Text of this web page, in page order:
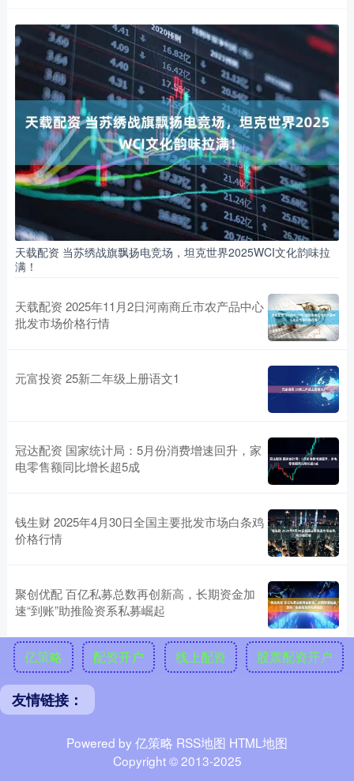
天载配资 当苏绣战旗飘扬电竞场，坦克世界2025WCI文化韵味拉
满！
天载配资 2025年11月2日河南商丘市农产品中心
批发市场价格行情
元富投资 25新二年级上册语文1
冠达配资 国家统计局：5月份消费增速回升，家
电零售额同比增长超5成
钱生财 2025年4月30日全国主要批发市场白条鸡
价格行情
聚创优配 百亿私募总数再创新高，长期资金加
速“到账”助推险资系私募崛起
亿策略 配资开户 线上配资 股票配资开户
友情链接：
Powered by 亿策略 RSS地图 HTML地图
Copyright© 2013-2025